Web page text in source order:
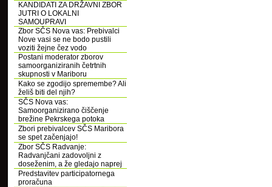
KANDIDATI ZA DRŽAVNI ZBOR
JUTRI O LOKALNI
SAMOUPRAVI
Zbor SČS Nova vas: Prebivalci
Nove vasi se ne bodo pustili
voziti žejne čez vodo
Postani moderator zborov
samoorganiziranih četrtnih
skupnosti v Mariboru
Kako se zgodijo spremembe? Ali
želiš biti del njih?
SČS Nova vas:
Samoorganizirano čiščenje
brežine Pekrskega potoka
Zbori prebivalcev SČS Maribora
se spet začenjajo!
Zbor SČS Radvanje:
Radvanjčani zadovoljni z
doseženim, a že gledajo naprej
Predstavitev participatornega
proračuna